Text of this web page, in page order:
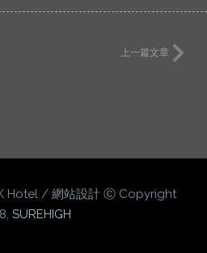
上一篇文章
Hotel / 網站設計 Ⓒ Copyright
SUREHIGH